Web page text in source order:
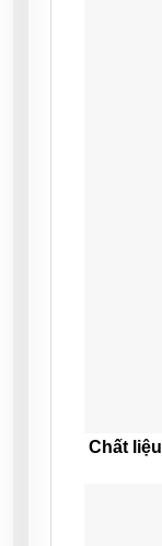
Chất liệu